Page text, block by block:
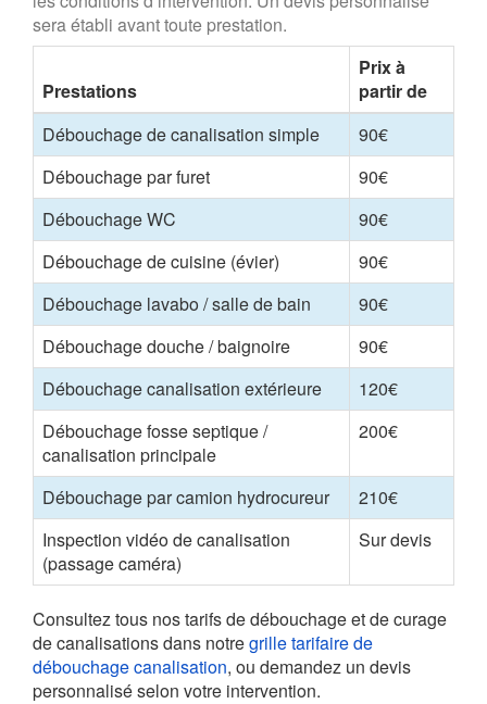
sera établi avant toute prestation.
Prestations
Prix à
partir de
Débouchage de canalisation simple
90€
Débouchage par furet
90€
Débouchage WC
90€
Débouchage de cuisine (évier)
90€
Débouchage lavabo / salle de bain
90€
Débouchage douche / baignoire
90€
Débouchage canalisation extérieure
120€
Débouchage fosse septique /
canalisation principale
200€
Débouchage par camion hydrocureur
210€
Inspection vidéo de canalisation
(passage caméra)
Sur devis
Consultez tous nos tarifs de débouchage et de curage
de canalisations dans notregrille tarifaire de
débouchage canalisation, ou demandez un devis
personnalisé selon votre intervention.